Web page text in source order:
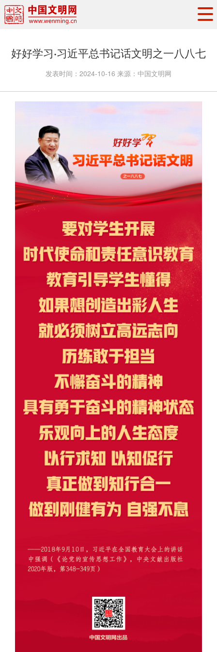
权威发布
资讯联播
地方交流
文明培育
文明实践
文明创建
文明之光
文明影音 文明矩阵
好好学习·习近平总书记话文明之一八八七
发表时间： 2024-10-16 来源： 中国文明网